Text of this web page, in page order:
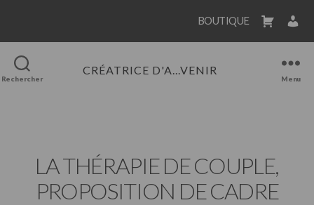
BOUTIQUE
Rechercher
CRÉATRICE D'A...VENIR
Menu
LA THÉRAPIE DE COUPLE,
PROPOSITION DE CADRE